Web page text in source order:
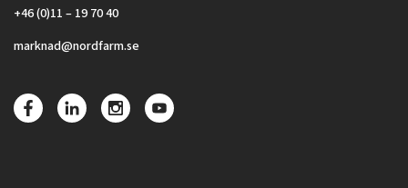
+46 (0)11 – 19 70 40
marknad@nordfarm.se